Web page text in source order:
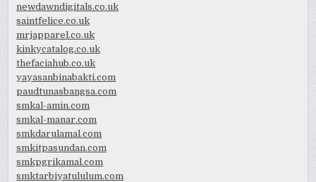
newdawndigitals.co.uk
saintfelice.co.uk
mrjapparel.co.uk
kinkycatalog.co.uk
thefaciahub.co.uk
yayasanbinabakti.com
paudtunasbangsa.com
smkal-amin.com
smkal-manar.com
smkdarulamal.com
smkitpasundan.com
smkpgrikamal.com
smktarbiyatululum.com